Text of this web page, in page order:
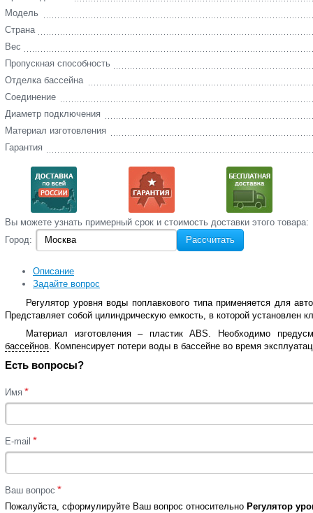
Модель
Страна
Вес
Пропускная способность
Отделка бассейна
Соединение
Диаметр подключения
Материал изготовления
Гарантия
Вы‌ можете‌ узнать‌ примерный срок и стоимость‌ доставки этого товара:
Город:
Рассчитать
Описание
Задайте вопрос
Регулятор уровня воды поплавкового типа применяется для
Представляет собой цилиндрическую емкость, в которой
Материал изготовления – пластик ABS. Необходимо
бассейнов. Компенсирует потери воды в бассейне во время
Есть вопросы?
Имя *
E-mail *
Ваш вопрос *
Пожалуйста, сформулируйте Ваш вопрос относительно Регулятор